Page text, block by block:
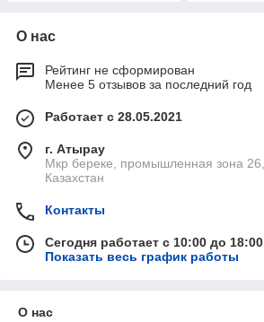
О нас
Рейтинг не сформирован
Менее 5 отзывов за последний год
Работает с 28.05.2021
г. Атырау
Мкр береке, промышленная зона
Казахстан
Контакты
Сегодня работает с 10:00 до 18:00
Показать весь график работы
О нас